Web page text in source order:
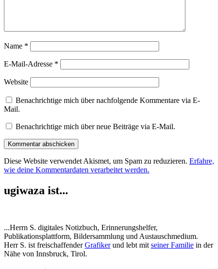
Name *
E-Mail-Adresse *
Website
Benachrichtige mich über nachfolgende Kommentare via E-
Mail.
Benachrichtige mich über neue Beiträge via E-Mail.
Diese Website verwendet Akismet, um Spam zu reduzieren. Erfahre,
wie deine Kommentardaten verarbeitet werden.
ugiwaza ist...
...Herrn S. digitales Notizbuch, Erinnerungshelfer,
Publikationsplattform, Bildersammlung und Austauschmedium.
Herr S. ist freischaffenderGrafikerund lebt mit seiner Familie in der
Nähe von Innsbruck, Tirol.